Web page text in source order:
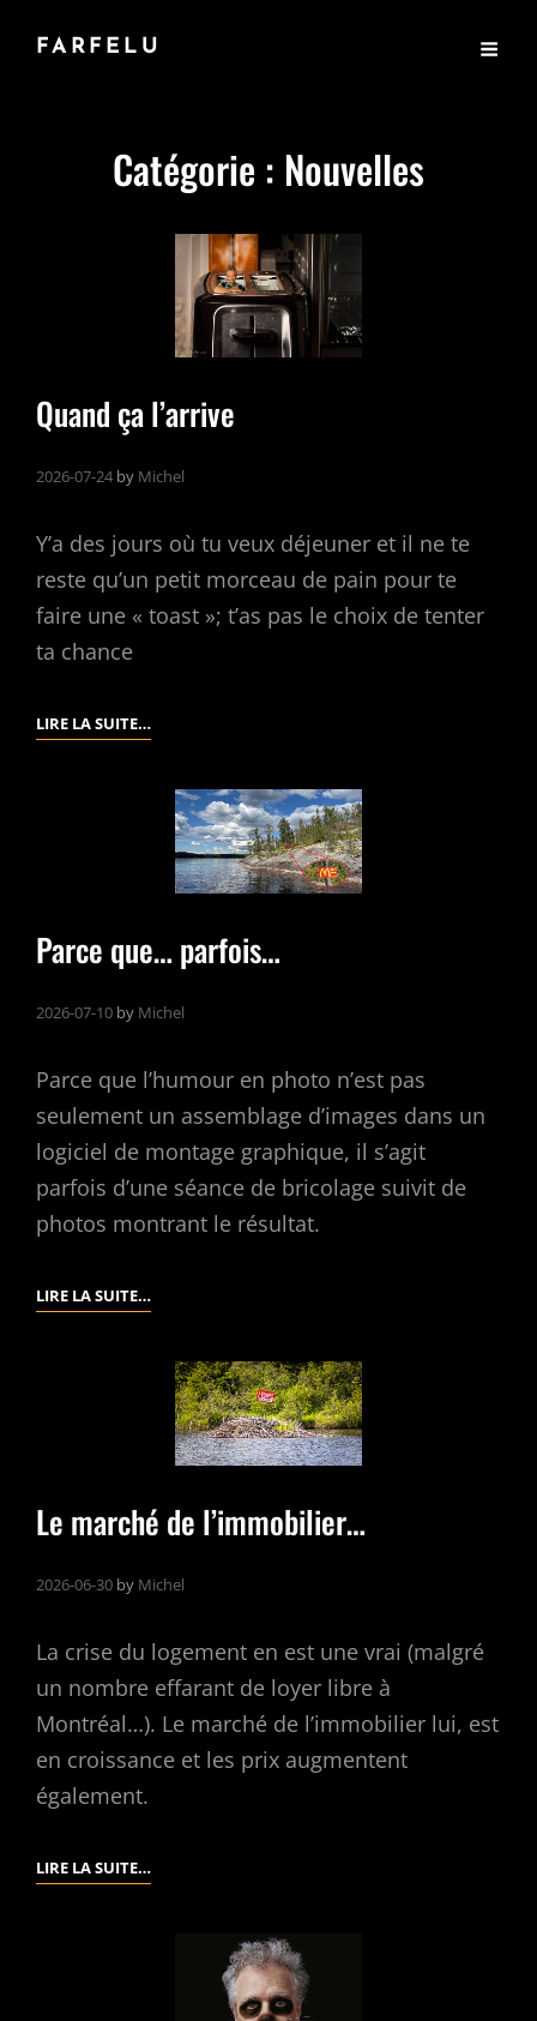
FARFELU
Catégorie : Nouvelles
Quand ça l’arrive
2026-07-24 by Michel
Y’a des jours où tu veux déjeuner et il ne te
reste qu’un petit morceau de pain pour te
faire une « toast »; t’as pas le choix de tenter
ta chance
LIRE LA SUITE…QUAND
L’ARRIVE
Parce que… parfois…
2026-07-10 by Michel
Parce que l’humour en photo n’est pas
seulement un assemblage d’images dans un
logiciel de montage graphique, il s’agit
parfois d’une séance de bricolage suivit de
photos montrant le résultat.
LIRE LA SUITE…PARCE
PARFOIS…
Le marché de l’immobilier…
2026-06-30 by Michel
La crise du logement en est une vrai (malgré
un nombre effarant de loyer libre à
Montréal…). Le marché de l’immobilier lui, est
en croissance et les prix augmentent
également.
LIRE LA SUITE…
L’IMMOBILIER…